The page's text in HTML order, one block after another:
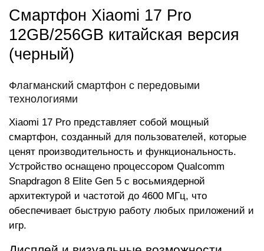
Смартфон Xiaomi 17 Pro
12GB/256GB китайская версия
(черный)
Флагманский смартфон с передовыми
технологиями
Xiaomi 17 Pro представляет собой мощный
смартфон, созданный для пользователей, которые
ценят производительность и функциональность.
Устройство оснащено процессором Qualcomm
Snapdragon 8 Elite Gen 5 с восьмиядерной
архитектурой и частотой до 4600 МГц, что
обеспечивает быструю работу любых приложений и
игр.